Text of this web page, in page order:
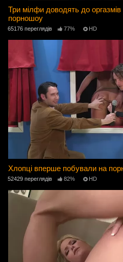
Три мілфи доводять до
порношоу
65176 переглядів 77% HD
Хлопці вперше побували на
52429 переглядів 82% HD